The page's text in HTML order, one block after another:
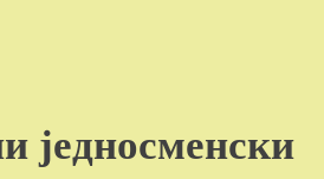
једносменски